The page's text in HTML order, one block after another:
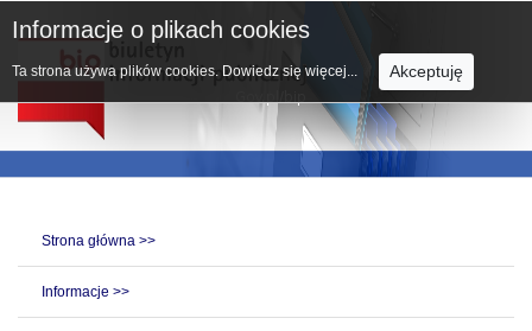
Strona główna >>
Informacje >>
Informacje o plikach cookies
Ta strona używa plików cookies. Dowiedz się więcej... Akceptuję